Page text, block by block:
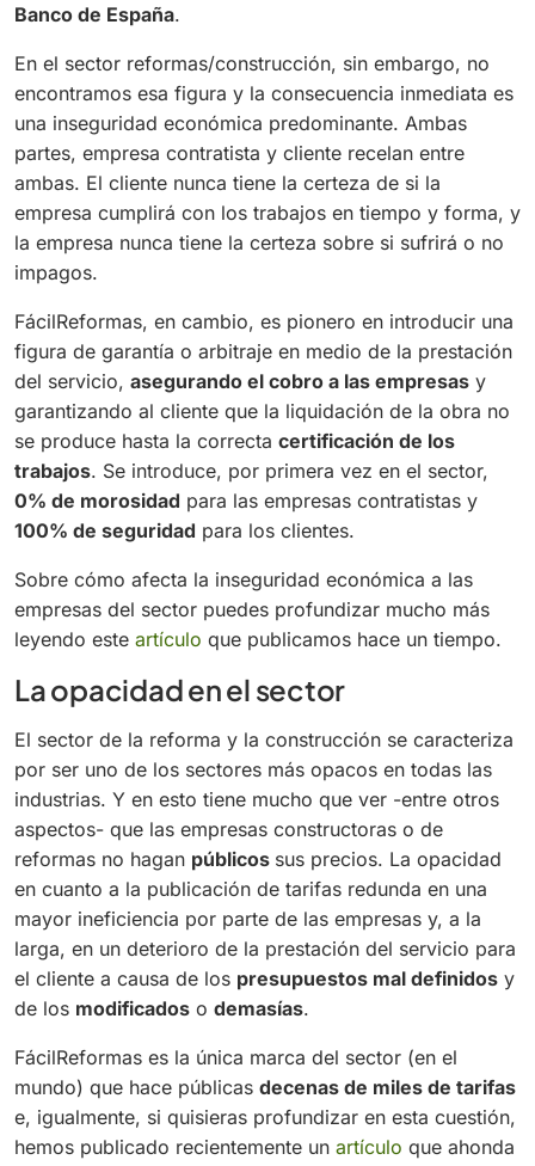
Banco de España.
En el sector reformas/construcción, sin embargo, no
encontramos esa figura y la consecuencia inmediata es
una inseguridad económica predominante. Ambas
partes, empresa contratista y cliente recelan entre
ambas. El cliente nunca tiene la certeza de si la
empresa cumplirá con los trabajos en tiempo y forma, y
la empresa nunca tiene la certeza sobre si sufrirá o no
impagos.
FácilReformas, en cambio, es pionero en introducir una
figura de garantía o arbitraje en medio de la prestación
del servicio, asegurando el cobro a las empresas y
garantizando al cliente que la liquidación de la obra no
se produce hasta la correcta certificación de los
trabajos. Se introduce, por primera vez en el sector,
0% de morosidad para las empresas contratistas y
100% de seguridad para los clientes.
Sobre cómo afecta la inseguridad económica a las
empresas del sector puedes profundizar mucho más
leyendo este artículo que publicamos hace un tiempo.
La opacidad en el sector
El sector de la reforma y la construcción se caracteriza
por ser uno de los sectores más opacos en todas las
industrias. Y en esto tiene mucho que ver -entre otros
aspectos- que las empresas constructoras o de
reformas no hagan públicos sus precios. La opacidad
en cuanto a la publicación de tarifas redunda en una
mayor ineficiencia por parte de las empresas y, a la
larga, en un deterioro de la prestación del servicio para
el cliente a causa de los presupuestos mal definidos y
de los modificados o demasías.
FácilReformas es la única marca del sector (en el
mundo) que hace públicas decenas de miles de tarifas
e, igualmente, si quisieras profundizar en esta cuestión,
hemos publicado recientemente un artículo que ahonda